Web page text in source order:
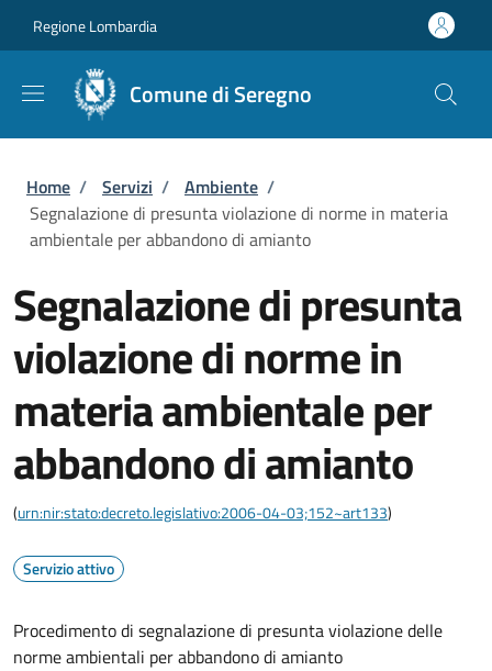
Regione Lombardia
Comune di Seregno
Briciole di pane
Home / Servizi / Ambiente /
Segnalazione di presunta violazione di norme in materia
ambientale per abbandono di amianto
Segnalazione di presunta
violazione di norme in
materia ambientale per
abbandono di amianto
(urn:nir:stato:decreto.legislativo:2006-04-03;152~art133)
Servizio attivo
Procedimento di segnalazione di presunta violazione delle
norme ambientali per abbandono di amianto